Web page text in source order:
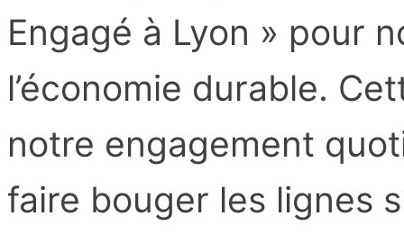
Engagé à Lyon » pour
l’économie durable.
notre engagement
faire bouger les lignes